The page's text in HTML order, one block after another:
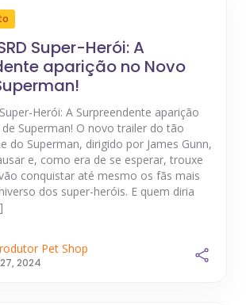
Super-Herói: A
aparição no Novo
Herói: A Surpreendente aparição
Superman! O novo trailer do tão
do Superman, dirigido por James Gunn,
e, como era de se esperar, trouxe
conquistar até mesmo os fãs mais
dos super-heróis. E quem diria
Pet Shop
2024